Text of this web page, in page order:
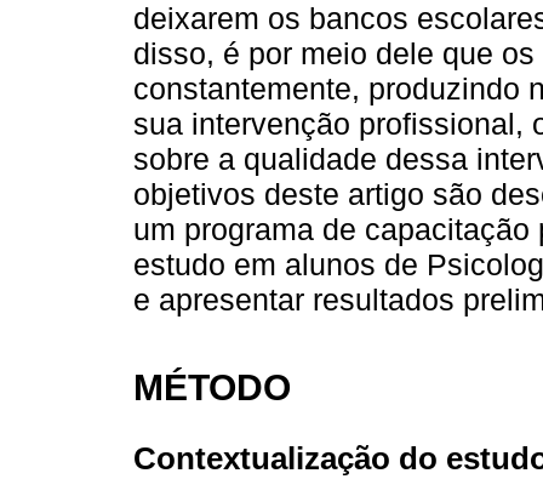
deixarem os bancos
disso, é por meio dele que
constantemente, produzindo
sua intervenção profissional,
sobre a qualidade dessa
objetivos deste artigo são
um programa de
estudo em alunos de
e apresentar resultados
MÉTODO
Contextualização do